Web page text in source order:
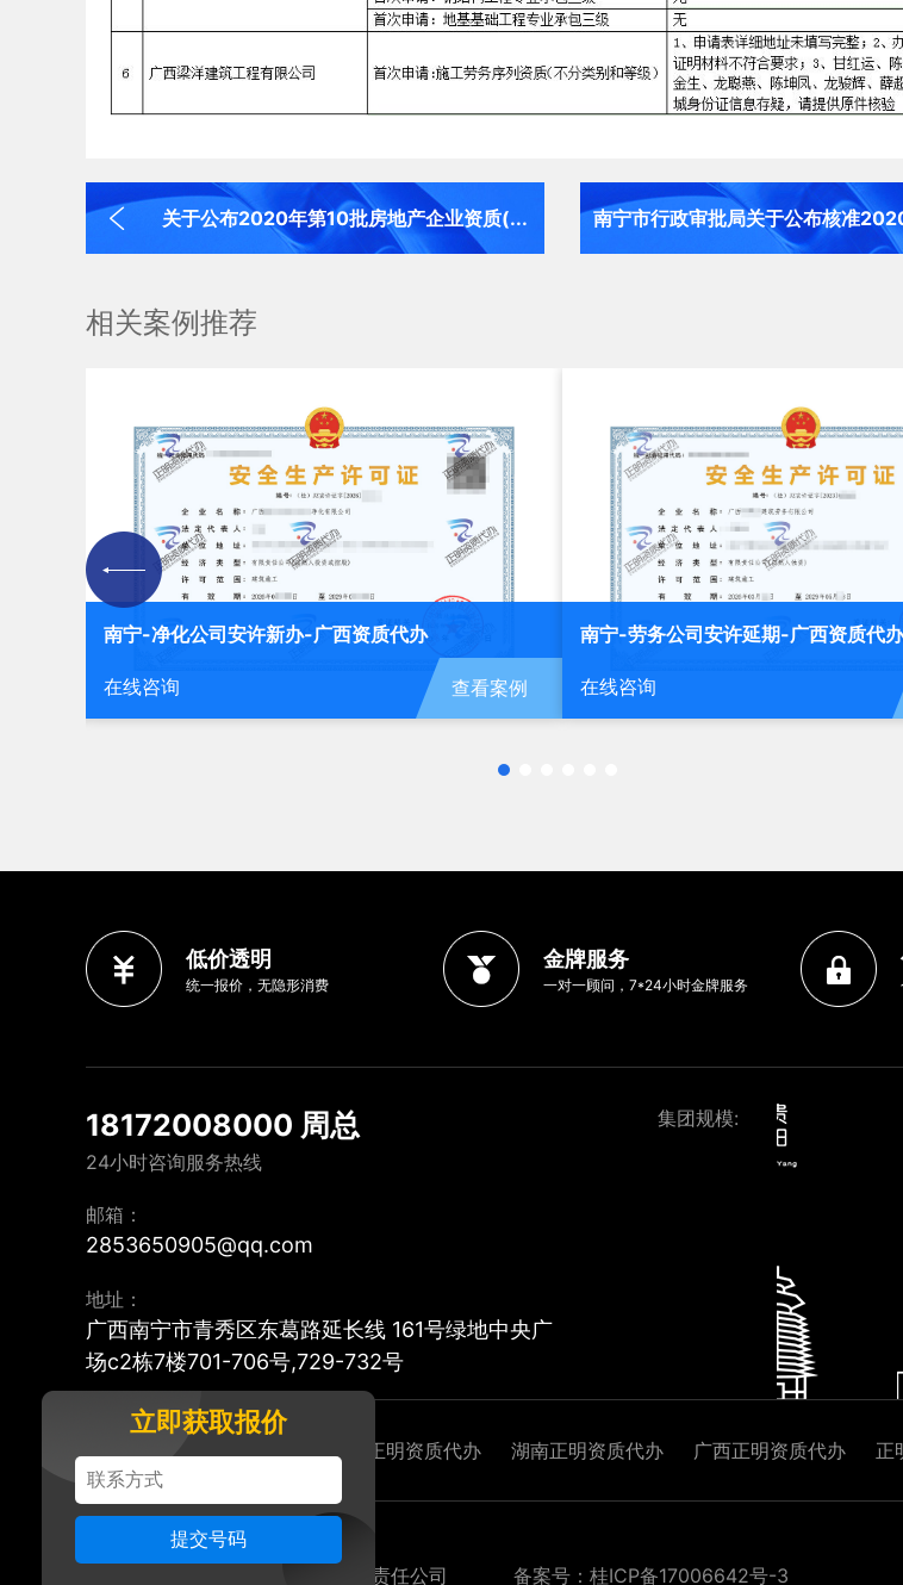
关于公布2020年第10批房地产企业资质(... 南宁市行政审批局关于公布核准
相关案例推荐
许新办-广西资质代办 南宁-劳务公司安许延期-广西资质代办
在线咨询
北海-运
在线咨
立即获取报价
低价透明
统一报价，无隐形消费
金牌服务
一对一顾问，7*24小时金牌服务
18172008000 周总
24小时咨询服务热线
邮箱：
2853650905@qq.com
地址：
广西南宁市青秀区东葛路延长线 161号绿地中央广
场c2栋7楼701-706号,729-732号
集团规模:
友情链接 : 正明资质代办 广东正明资质代办 湖南正明资质代办 广西正明资质代办 正
版权所有：广西正明人力资源有限责任公司 备案号：桂ICP备17006642号-3